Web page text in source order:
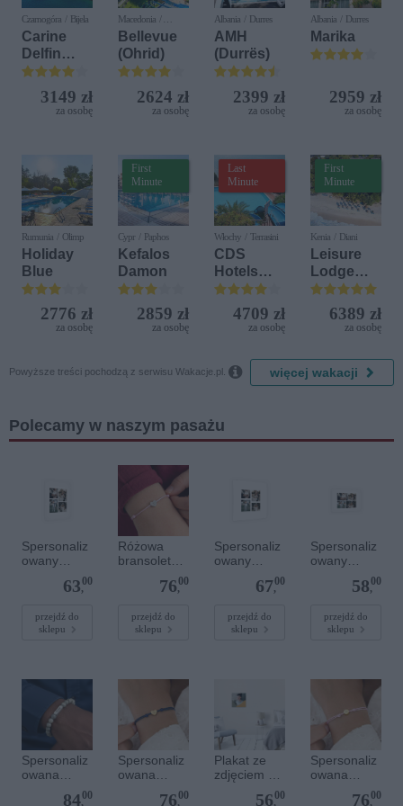
Czarnogóra / Bijela
Carine
Delfin
Bijela (ex.
Iberostar
Bijela
3149 zł
za osobę
Macedonia /
Ochryda
Bellevue
(Ohrid)
2624 zł
za osobę
Albania / Durres
AMH
(Durrës)
2399 zł
za osobę
Albania / Durres
Marika
2959 zł
za osobę
Rumunia / Olimp
Holiday
Blue
2776 zł
za osobę
First
Minute
Cypr / Paphos
Kefalos
Damon
2859 zł
za osobę
Last
Minute
Włochy / Terrasini
CDS
Hotels
Terrasini
(ex. Citta
del Mare)
4709 zł
za osobę
First
Minute
Kenia / Diani
Leisure
Lodge
Beach &
Golf
Resort by
6389 zł
za osobę
Powyższe treści pochodzą z serwisu Wakacje.pl.  więcej wakacji
Polecamy w naszym pasażu
Spersonaliz
owany
plakat - 30 x
63,
00
przejdź do
sklepu
Różowa
bransoletka
dla dzieci -
owana -
Srebrne
76,
00
przejdź do
sklepu
Spersonaliz
owany
plakat - 40 x
67,
00
przejdź do
sklepu
Spersonaliz
owany
plakat - 30 x
58,
00
przejdź do
sklepu
Spersonaliz
owana
bransoletka
84,
00
Spersonaliz
owana
bransoletka
76,
00
Plakat ze
zdjęciem 30
56,
00
Spersonaliz
owana
bransoletka
76,
00